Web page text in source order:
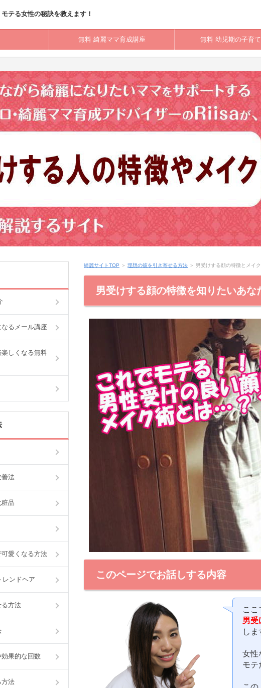
テる女性の秘訣を教えます！
無料 綺麗ママ育成講座 無料 幼児期の子育
綺麗サイトTOP ＞ 理想の彼を引き寄せる方法 ＞ 男受けする顔の特徴とメイ
男受けする顔の特徴を知りたいあな
このページでお話しする内容
ここ
男受
しま
女性
モテ
るメール講座
しくなる無料
善法
品
愛くなる方法
レンドヘア
る方法
果的な回数
方法